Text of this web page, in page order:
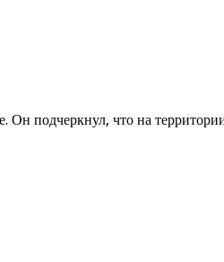
Он подчеркнул, что на